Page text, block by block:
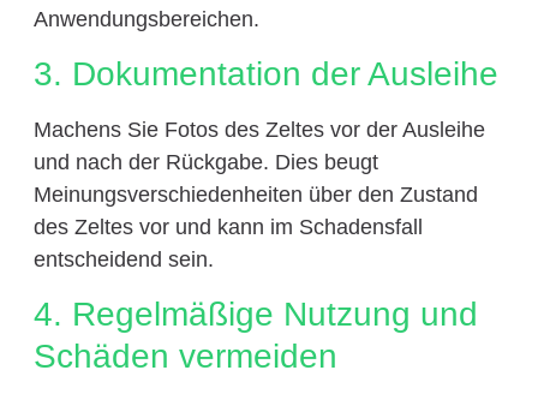
Anwendungsbereichen.
3. Dokumentation der Ausleihe
Machens Sie Fotos des Zeltes vor der Ausleihe
und nach der Rückgabe. Dies beugt
Meinungsverschiedenheiten über den Zustand
des Zeltes vor und kann im Schadensfall
entscheidend sein.
4. Regelmäßige Nutzung und
Schäden vermeiden